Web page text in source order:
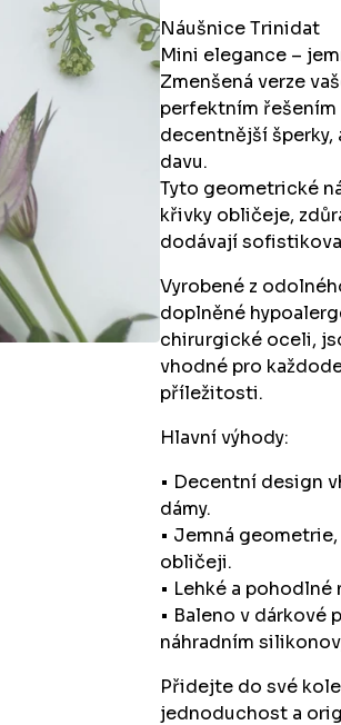
Náušnice Trinidat
Mini elegance –
Zmenšená verze
perfektním řešením
decentnější
davu.
Tyto geometrické
křivky obličeje,
dodávají
Vyrobené z
doplněné
chirurgické oceli,
vhodné pro
příležitosti.
Hlavní výhody:
• Decentní design
dámy.
• Jemná
obličeji.
• Lehké a pohodlné
• Baleno v dárkové
náhradním
Přidejte do své
jednoduchost a